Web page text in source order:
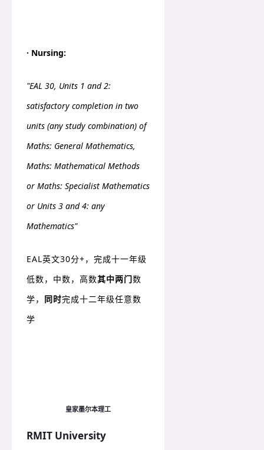
· Nursing:
"EAL 30, Units 1 and 2:
satisfactory completion in two
units (any study combination) of
Maths: General Mathematics,
Maths: Mathematical Methods
or Maths: Specialist Mathematics
or Units 3 and 4: any
Mathematics"
EAL英文30分+，完成十一年级
低数，中数，高数其中两门数
学， 同时完成十二年级任意数
学
皇家墨尔本理工
RMIT University